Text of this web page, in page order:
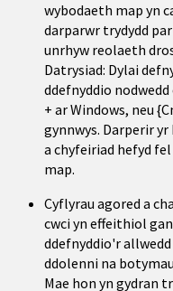
wybodaeth map yn
darparwr trydydd
unrhyw reolaeth
Datrysiad: Dylai
ddefnyddio
+ ar Windows, neu
gynnwys. Darperir
a chyfeiriad hefyd
map.
Cyflyrau agored a
cwci yn effeithiol
ddefnyddio'r
ddolenni na
Mae hon yn gydran